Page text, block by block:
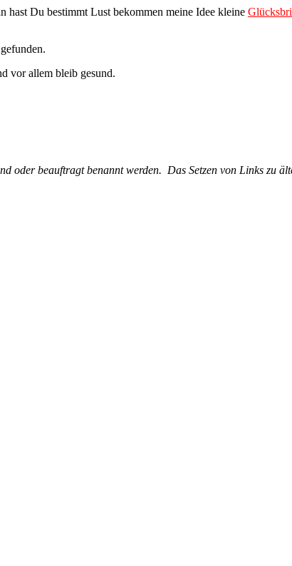
hast Du bestimmt Lust bekommen meine Idee kleine
gefunden.
vor allem bleib gesund.
oder beauftragt benannt werden. Das Setzen von Links zu